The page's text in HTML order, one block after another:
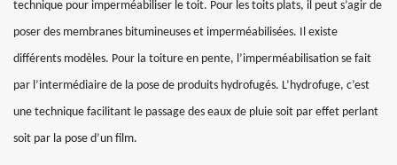
technique pour imperméabiliser le toit. Pour les toits plats, il peut s’agir de
poser des membranes bitumineuses et imperméabilisées. Il existe
différents modèles. Pour la toiture en pente, l’imperméabilisation se fait
par l’intermédiaire de la pose de produits hydrofugés. L’hydrofuge, c’est
une technique facilitant le passage des eaux de pluie soit par effet perlant
soit par la pose d’un film.